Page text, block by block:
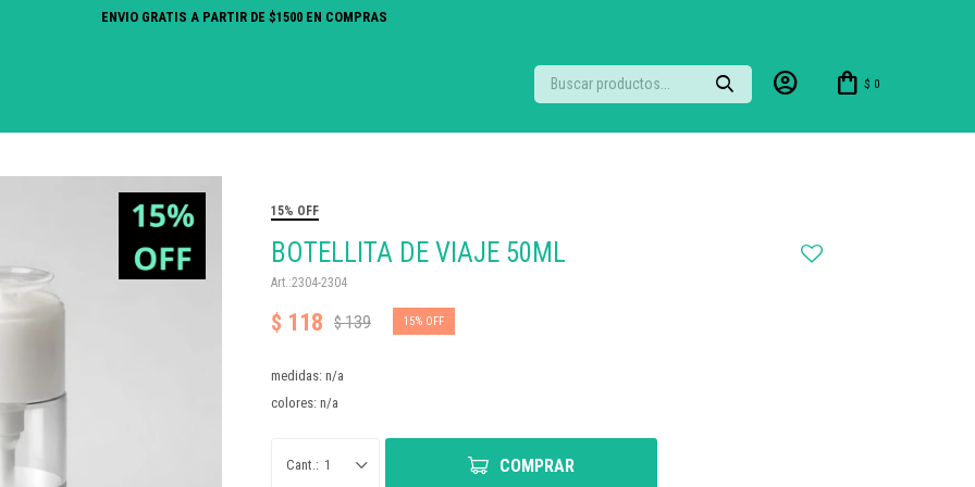
ENVIO GRATIS A PARTIR DE $1500 EN COMPRAS
$ 0
15% OFF
BOTELLITA DE VIAJE 50ML
2304-2304
$ 118 $139 15
medidas: n/a
colores: n/a
1 COMPRAR